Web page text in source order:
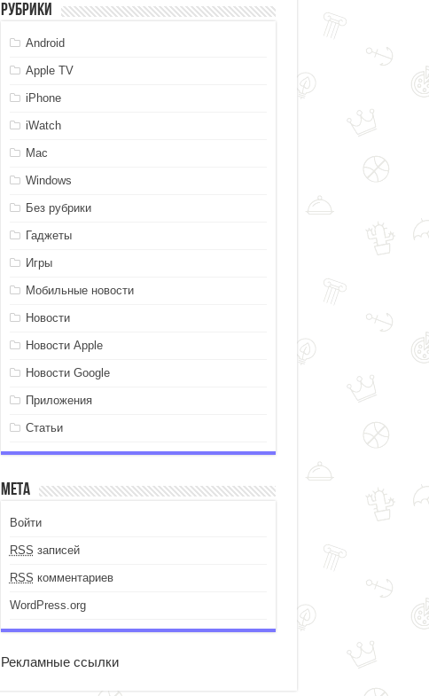
Рубрики
Android
Apple TV
iPhone
iWatch
Mac
Windows
Без рубрики
Гаджеты
Игры
Мобильные новости
Новости
Новости Apple
Новости Google
Приложения
Статьи
Мета
Войти
RSS записей
RSS комментариев
WordPress.org
Рекламные ссылки